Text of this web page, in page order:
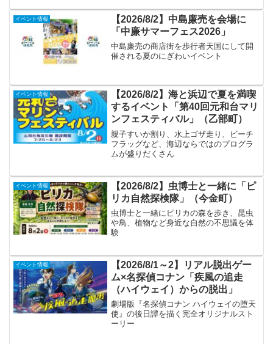
イベント情報
【2026/8/2】中島廉売を会場に
「中廉サマーフェス2026」
中島廉売の商店街を歩行者天国にして開
催される夏のにぎわいイベント
イベント情報
【2026/8/2】海と浜辺で夏を満喫
するイベント「第40回元和台マリ
ンフェスティバル」（乙部町）
親子すいか割り、水上ゴザ走り、ビーチ
フラッグなど、海辺ならではのプログラ
ムが盛りだくさん
イベント情報
【2026/8/2】虫博士と一緒に「ピ
リカ自然探検隊」（今金町）
虫博士と一緒にピリカの森を歩き、昆虫
や鳥、植物など身近な自然の不思議を体
験
イベント情報
【2026/8/1～2】リアル脱出ゲー
ム×名探偵コナン「疾風の追走
（ハイウェイ）からの脱出」
劇場版『名探偵コナン ハイウェイの堕天
使』の後日譚を描く完全オリジナルスト
ーリー